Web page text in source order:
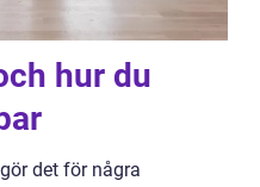
hur du
det för några